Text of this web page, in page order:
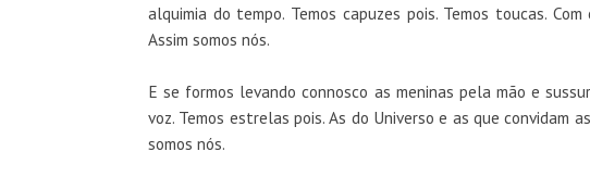
alquimia do tempo. Temos capuzes pois. Temos toucas.
Assim somos nós.
E se formos levando connosco as meninas pela mão e
voz. Temos estrelas pois. As do Universo e as que convidam
somos nós.